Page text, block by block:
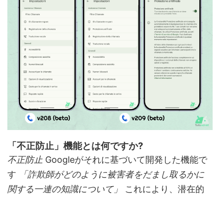
「不正防止」機能とは何ですか?
不正防止 Googleがそれに基づいて開発した機能で
す
「詐欺師がどのように被害者をだまし取るかに
関する一連の知識について」 これにより、潜在的